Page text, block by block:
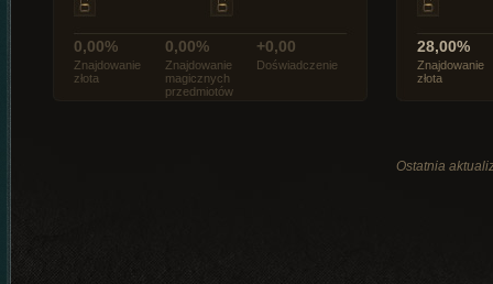
0,00%
Znajdowanie
złota
0,00%
Znajdowanie
magicznych
przedmiotów
+0,00
Doświadczenie
28,00%
Znajdowanie
złota
Ostatnia